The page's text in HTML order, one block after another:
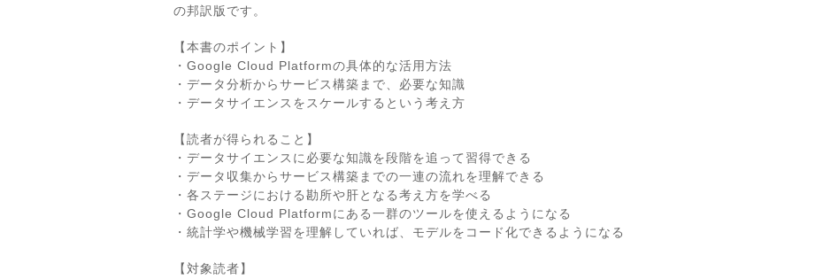
の邦訳版です。
【本書のポイント】
・Google Cloud Platformの具体的な活用方法
・データ分析からサービス構築まで、必要な知識
・データサイエンスをスケールするという考え方
【読者が得られること】
・データサイエンスに必要な知識を段階を追って習得できる
・データ収集からサービス構築までの一連の流れを理解できる
・各ステージにおける勘所や肝となる考え方を学べる
・Google Cloud Platformにある一群のツールを使えるようになる
・統計学や機械学習を理解していれば、モデルをコード化できるようになる
【対象読者】